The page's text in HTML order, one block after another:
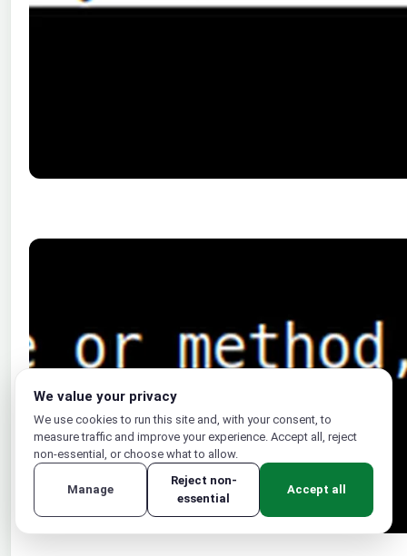
We value your privacy
We use cookies to run this site and, with your consent, to
measure traffic and improve your experience. Accept all, reject
non-essential, or choose what to allow.
Manage
Reject non-
essential
Accept all